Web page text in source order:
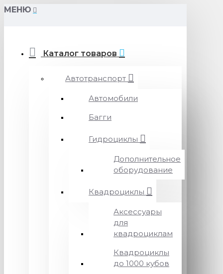
МЕНЮ
Каталог товаров
Автотранспорт
Автомобили
Багги
Гидроциклы
Дополнительное
оборудование
Квадроциклы
Аксессуары
для
квадроциклам
Квадроциклы
до 1000 кубов